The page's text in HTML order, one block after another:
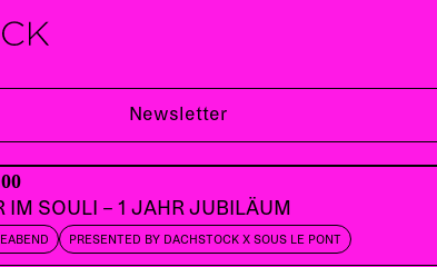
Newsletter
IM SOULI – 1 JAHR JUBILÄUM
PRESENTED BY DACHSTOCK X SOUS LE PONT